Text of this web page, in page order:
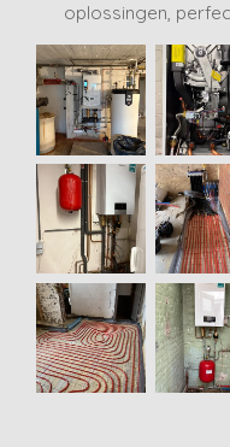
oplossingen,